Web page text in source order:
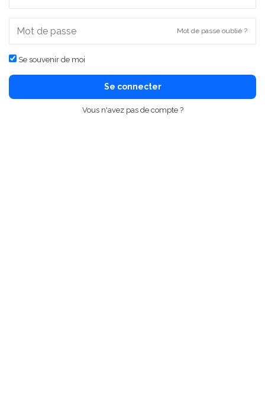
Mot de passe oublié ?
Se souvenir de moi
Se connecter
Vous n'avez pas de compte ?